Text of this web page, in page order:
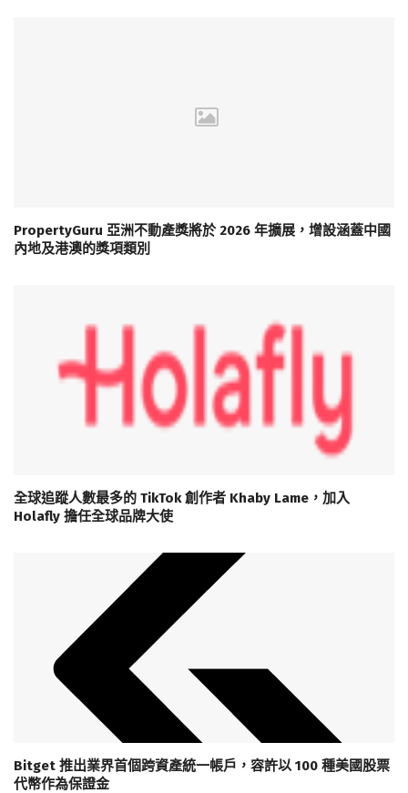
PropertyGuru 亞洲不動產獎將於 2026 年擴展，增設涵蓋中國
內地及港澳的獎項類別
全球追蹤人數最多的 TikTok 創作者 Khaby Lame，加入
Holafly 擔任全球品牌大使
Bitget 推出業界首個跨資產統一帳戶，容許以 100 種美國股票
代幣作為保證金